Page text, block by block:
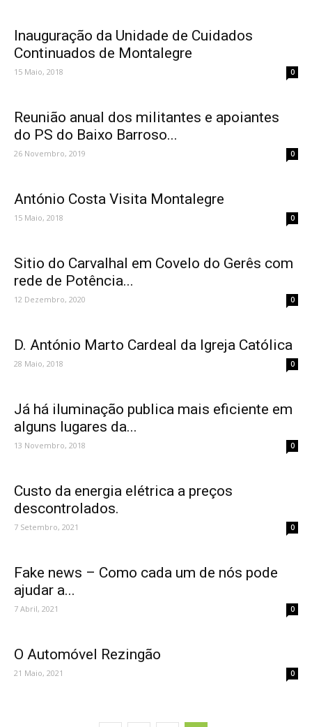
Inauguração da Unidade de Cuidados
Continuados de Montalegre
15 Maio, 2018 0
Reunião anual dos militantes e apoiantes
do PS do Baixo Barroso...
26 Novembro, 2019 0
António Costa Visita Montalegre
15 Maio, 2018 0
Sitio do Carvalhal em Covelo do Gerês com
rede de Potência...
12 Dezembro, 2020 0
D. António Marto Cardeal da Igreja Católica
28 Maio, 2018 0
Já há iluminação publica mais eficiente em
alguns lugares da...
13 Novembro, 2018 0
Custo da energia elétrica a preços
descontrolados.
7 Setembro, 2021 0
Fake news – Como cada um de nós pode
ajudar a...
7 Abril, 2021 0
O Automóvel Rezingão
21 Maio, 2021 0